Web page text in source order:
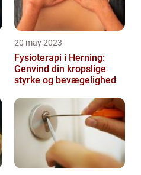
20 may 2023
Fysioterapi i Herning:
Genvind din kropslige
styrke og bevægelighed